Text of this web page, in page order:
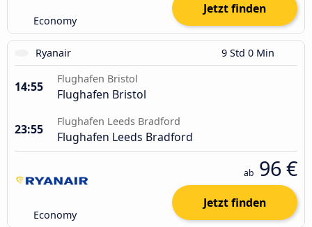
Economy
Jetzt finden
Ryanair 9 Std 0 Min
14:55
Flughafen Bristol
Flughafen Bristol
23:55
Flughafen Leeds Bradford
Flughafen Leeds Bradford
Economy
ab 96 €
Jetzt finden